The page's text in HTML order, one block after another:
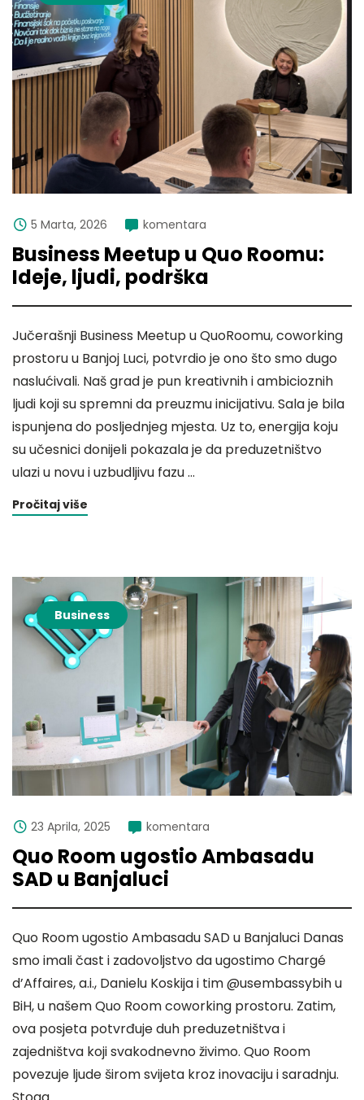
5 Marta, 2026 komentara
Business Meetup u Quo Roomu:
Ideje, ljudi, podrška
Jučerašnji Business Meetup u QuoRoomu, coworking
prostoru u Banjoj Luci, potvrdio je ono što smo dugo
naslućivali. Naš grad je pun kreativnih i ambicioznih
ljudi koji su spremni da preuzmu inicijativu. Sala je bila
ispunjena do posljednjeg mjesta. Uz to, energija koju
su učesnici donijeli pokazala je da preduzetništvo
ulazi u novu i uzbudljivu fazu …
Pročitaj više
Business
23 Aprila, 2025 komentara
Quo Room ugostio Ambasadu
SAD u Banjaluci
Quo Room ugostio Ambasadu SAD u Banjaluci Danas
smo imali čast i zadovoljstvo da ugostimo Chargé
d’Affaires, a.i., Danielu Koskija i tim @usembassybih u
BiH, u našem Quo Room coworking prostoru. Zatim,
ova posjeta potvrđuje duh preduzetništva i
zajedništva koji svakodnevno živimo. Quo Room
povezuje ljude širom svijeta kroz inovaciju i saradnju.